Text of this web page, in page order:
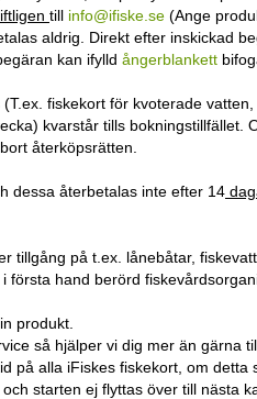
till info@ifiske.se (Ange
aldrig. Direkt efter inskickad
kan ifylld ångerblankett
(T.ex. fiskekort för kvoterade
kvarstår tills bokningstillfället.
återköpsrätten.
dessa återbetalas inte efter 14
tillgång på t.ex. lånebåtar,
första hand berörd
produkt.
så hjälper vi dig mer än gärna
på alla iFiskes fiskekort, om detta
starten ej flyttas över till nästa